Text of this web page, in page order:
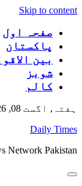
Skip to content
صفحہ اول
پاکستان
بین
شوبز
کالم
ہفتہ, اگست 08, 2026
Daily Times
Network Pakistan